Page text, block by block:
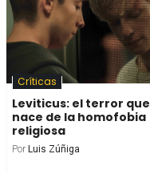
Críticas
Leviticus: el terror que
nace de la homofobia
religiosa
Por Luis Zúñiga